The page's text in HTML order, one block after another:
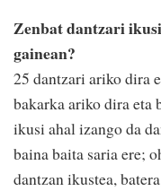
Zenbat dantzari
gainean?
25 dantzari ariko dira
bakarka ariko dira eta
ikusi ahal izango da
baina baita saria ere;
dantzan ikustea,